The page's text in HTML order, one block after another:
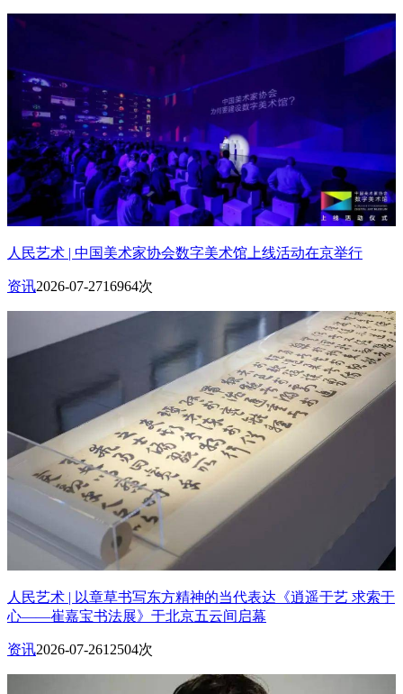
人民艺术 | 中国美术家协会数字美术馆上线活动在京举行
资讯2026-07-2716964次
人民艺术 | 以章草书写东方精神的当代表达《逍遥于艺 求索于
心——崔嘉宝书法展》于北京五云间启幕
资讯2026-07-2612504次